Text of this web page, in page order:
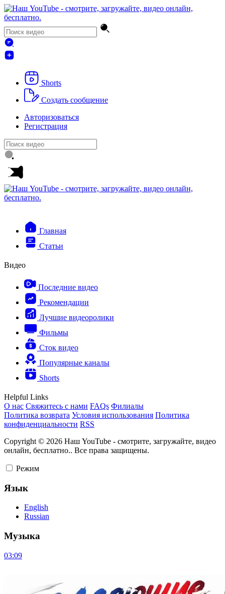
Shorts
Создать сообщение
Авторизоваться
Регистрация
Главная
Статьи
Видео
Последние видео
Рекомендации
Лучшие видеоролики
Фильмы
Сток видео
Популярные каналы
Shorts
Helpful Links
О нас Свяжитесь с нами FAQs Филиалы
Политика возврата Условия использования Политика
конфиденциальности RSS
Copyright © 2026 Наш YouTube - смотрите, загружайте, видео
онлайн, бесплатно.. Все права защищены.
Режим
Язык
English
Russian
Музыка
03:09